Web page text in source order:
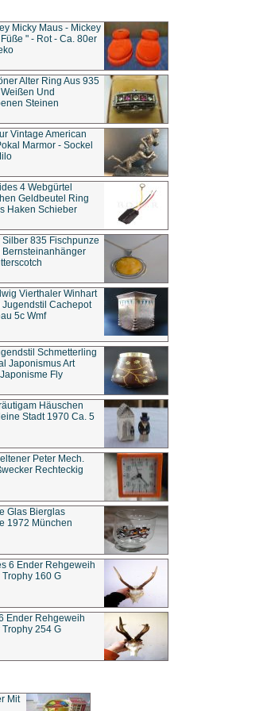
Micky Maus - Mickey
" - Rot - Ca. 80er
Alter Ring Aus 935
Und
Steinen
Vintage American
Marmor - Sockel
4 Webgürtel
Geldbeutel Ring
Haken Schieber
Silber 835 Fischpunze
Bernsteinanhänger
Vierthaler Winhart
Jugendstil Cachepot
5c Wmf
Schmetterling
Japonismus Art
Fly
Häuschen
Stadt 1970 Ca. 5
Peter Mech.
Rechteckig
Glas Bierglas
1972 München
6 Ender Rehgeweih
Trophy 160 G
Ender Rehgeweih
Trophy 254 G
Mit